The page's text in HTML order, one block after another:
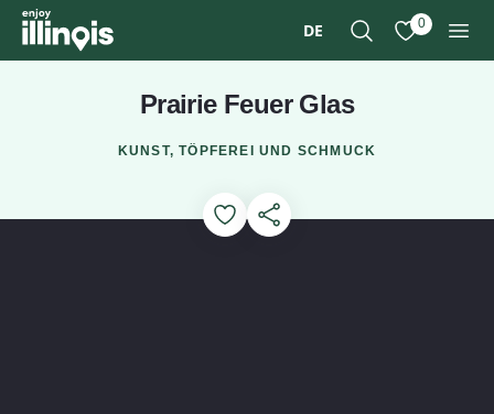
Zum Hauptinhalt springen
DE 0
Prairie Feuer Glas
KUNST, TÖPFEREI UND SCHMUCK
Add to Favorites
Diese Seite teilen